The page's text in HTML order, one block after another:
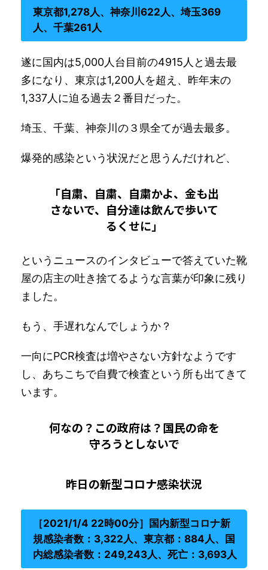
東京都1,278人、神奈川622人、埼玉369
人、千葉261人
遂に国内は5,000人台目前の4915人と過去最
多になり、東京は1,200人を超え、昨年末の
1,337人に迫る過去２番目だった。
埼玉、千葉、神奈川の３県全てが過去最多。
爆発的感染という状況だと思うんだけれど、
「自粛、自粛、自粛かよ、金も出
さないで、自分達は飲んで歩いて
るくせに」
というニュースのインタビューで答えていた靴
屋の店主の吐き捨てるような言葉が印象に残り
ました。
もう、手遅れなんでしょうか？
一向にPCR検査は増やさない方針なようです
し、あちこちで自費で検査という所も出てきて
います。
何なの？この政府は？国民の命を
守ろうとしないで
昨日の新型コロナ感染状況
［2021/1/4 22時00分］国内新型コロナ新
規感染者数：3,322人、東京都：884人、国
内総感染者数：249,243人、死亡：3,693人